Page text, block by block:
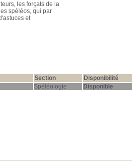
les forçats de la
spéléos, qui par
et
Section
Disponibilité
Spéléologie Disponible